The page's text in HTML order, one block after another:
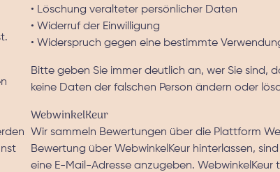
• Löschung veralteter persönlicher Daten
• Widerruf der Einwilligung
• Widerspruch gegen eine bestimmte
Bitte geben Sie immer deutlich an, wer Sie sind,
keine Daten der falschen Person ändern oder
WebwinkelKeur
Wir sammeln Bewertungen über die Plattform
Bewertung über WebwinkelKeur hinterlassen,
eine E-Mail-Adresse anzugeben.